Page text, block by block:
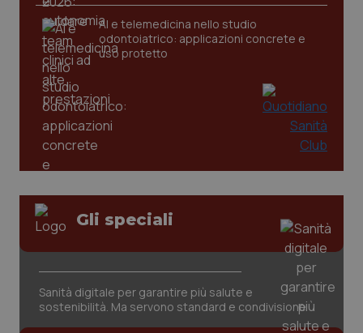
AI e telemedicina nello studio
odontoiatrico: applicazioni concrete e
uso protetto
Gli speciali
Sanità digitale per garantire più salute e
sostenibilità. Ma servono standard e condivisione
session-id
Google LLC